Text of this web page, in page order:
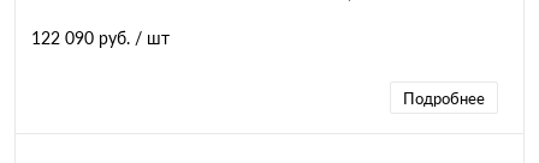
122 090 руб. / шт
Подробнее